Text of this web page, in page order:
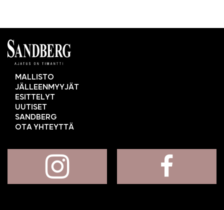
MALLISTO
JÄLLEENMYYJÄT
ESITTELYT
UUTISET
SANDBERG
OTA YHTEYTTÄ